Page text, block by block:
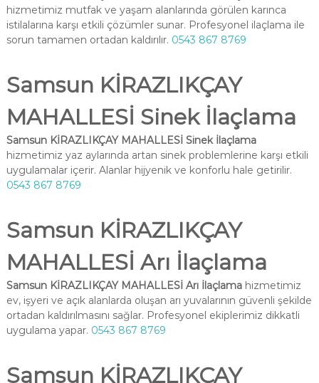
hizmetimiz mutfak ve yaşam alanlarında görülen karınca
istilalarına karşı etkili çözümler sunar. Profesyonel ilaçlama ile
sorun tamamen ortadan kaldırılır. 0543 867 8769
Samsun KİRAZLIKÇAY
MAHALLESİ Sinek İlaçlama
Samsun KİRAZLIKÇAY MAHALLESİ Sinek İlaçlama
hizmetimiz yaz aylarında artan sinek problemlerine karşı etkili
uygulamalar içerir. Alanlar hijyenik ve konforlu hale getirilir.
0543 867 8769
Samsun KİRAZLIKÇAY
MAHALLESİ Arı İlaçlama
Samsun KİRAZLIKÇAY MAHALLESİ Arı İlaçlamahizmetimiz
ev, işyeri ve açık alanlarda oluşan arı yuvalarının güvenli şekilde
ortadan kaldırılmasını sağlar. Profesyonel ekiplerimiz dikkatli
uygulama yapar. 0543 867 8769
Samsun KİRAZLIKÇAY